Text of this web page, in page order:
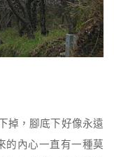
，腳底下好像永遠
的內心一直有一種莫